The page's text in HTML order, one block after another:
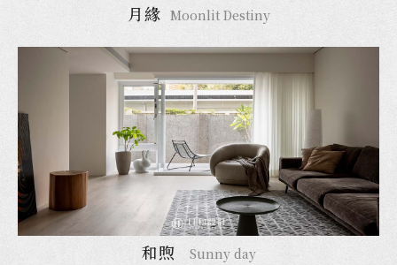
月緣 Moonlit Destiny
和煦 Sunny day